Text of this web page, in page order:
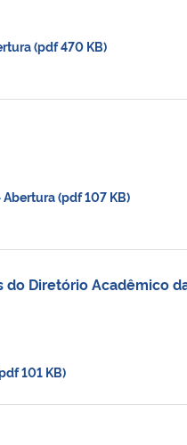
(pdf 470 KB)
(pdf 107 KB)
Diretório Acadêmico
101 KB)